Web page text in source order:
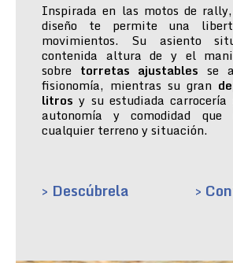
Inspirada en las motos de
diseño te permite una
movimientos. Su asiento
contenida altura de y el
sobre torretas ajustables se
fisionomía, mientras su gran
litros y su estudiada
autonomía y comodidad que
cualquier terreno y situación.
> Descúbrela >